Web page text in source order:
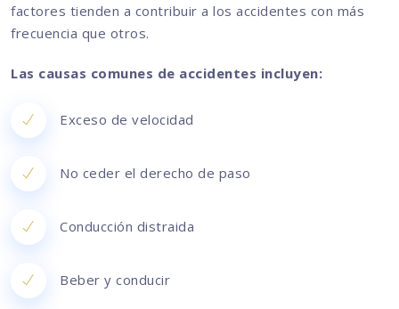
factores tienden a contribuir a los accidentes con más
frecuencia que otros.
Las causas comunes de accidentes incluyen:
Exceso de velocidad
No ceder el derecho de paso
Conducción distraida
Beber y conducir